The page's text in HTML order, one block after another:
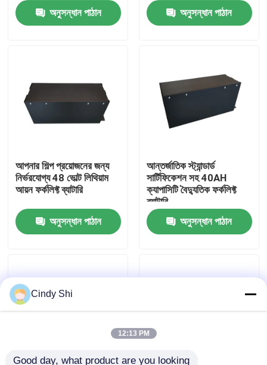
আমাদের সম্পর্কে
মান নিয়ন্ত্রণ
উদ্ধৃতির জন্য আবেদন
বৈদ্যুতিক ফর্কলিফ্ট লিথিয়াম আয়ন ব্যাটারি
প্যালেট ট্রাক ব্যাটারি
অনুসন্ধান পাঠান
অনুসন্ধান পাঠান
আপনার শিল্প প্রয়োজনের জন্য
নির্ভরযোগ্য 48 ভোল্ট লিথিয়াম
আয়ন ফর্কলিফ্ট ব্যাটারি
অনুসন্ধান পাঠান
আন্তর্জাতিক স্ট্যান্ডার্ড
সার্টিফিকেশন সহ 40AH
ক্যাপাসিটি বৈদ্যুতিক ফর্কলিফ্ট
ব্যাটারি
অনুসন্ধান পাঠান
Cindy Shi
12:13 PM
Good day, what product are you looking